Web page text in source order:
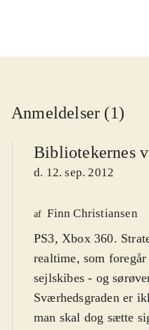
Anmeldelser (1)
Bibliotekernes
d. 12. sep. 2012
af Finn Christiansen
PS3, Xbox 360.
realtime, som
sejlskibes - og
Sværhedsgraden er
man skal dog sætte